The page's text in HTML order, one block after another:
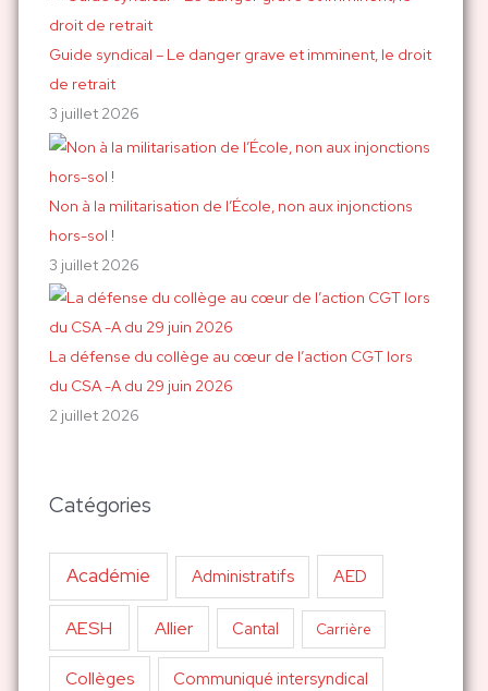
Guide syndical – Le danger grave et imminent, le droit
de retrait
3 juillet 2026
Non à la militarisation de l’École, non aux injonctions
hors-sol !
3 juillet 2026
La défense du collège au cœur de l’action CGT lors
du CSA -A du 29 juin 2026
2 juillet 2026
Catégories
Académie Administratifs AED
AESH Allier Cantal Carrière
Collèges Communiqué intersyndical